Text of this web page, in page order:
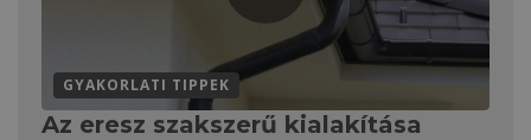
GYAKORLATI TIPPEK
Az eresz szakszerű kialakítása